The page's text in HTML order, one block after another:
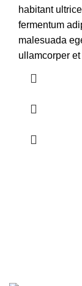
habitant
fermentum
malesuada
ullamcorper